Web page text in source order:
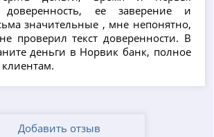
ее заверение и
значительные , мне непонятно,
проверил текст доверенности. В
деньги в Норвик банк, полное
Добавить отзыв